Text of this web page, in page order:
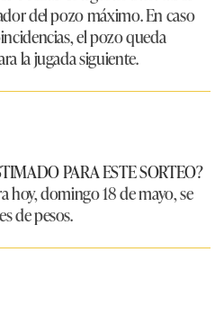
del pozo máximo. En caso
el pozo queda
la jugada siguiente.
PARA ESTE SORTEO?
hoy, domingo 18 de mayo, se
de pesos.